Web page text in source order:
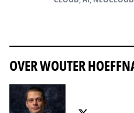
OVER WOUTER